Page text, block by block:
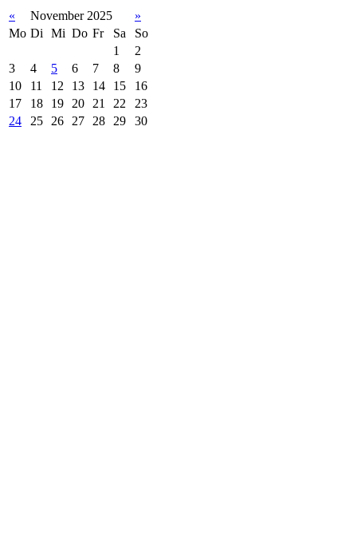
« November 2025
»
Mo Di Mi Do Fr Sa
So
1
2
3
4 5 6 7 8
9
10
11 12 13 14 15
16
17
18 19 20 21 22
23
24
25 26 27 28 29 30